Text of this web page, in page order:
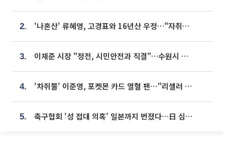
2. '나혼산' 류혜영, 고경표와 16년산 우정…"자취방서 부모님과 마주쳐"
3. 이재준 시장 "정전, 시민안전과 직결"…수원시 비상대응체계 가동
4. '차쥐뿔' 이준영, 포켓몬 카드 열혈 팬⋯"리셀러 처단할 것"
5. 축구협회 '성 접대 의혹' 일본까지 번졌다…日 심판 실명 공개